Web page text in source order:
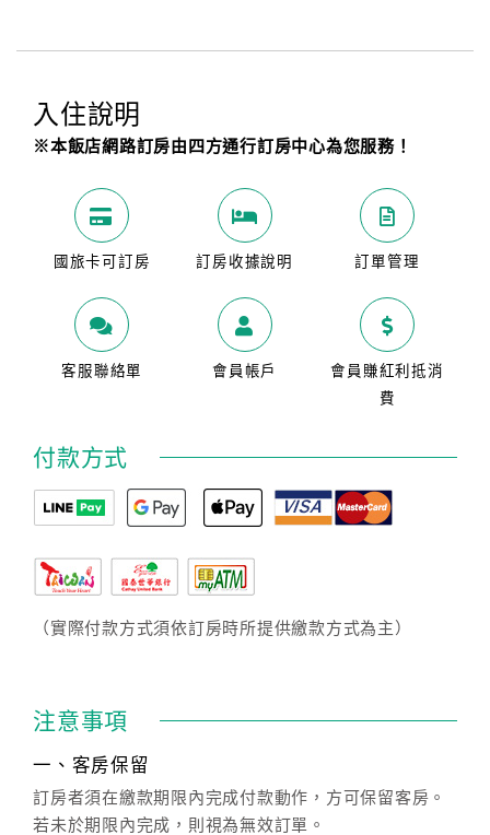
入住說明
※本飯店網路訂房由四方通行訂房中心為您服務！
國旅卡可訂房 訂房收據說明 訂單管理
客服聯絡單 會員帳戶
會員賺紅利抵消
費
付款方式
（實際付款方式須依訂房時所提供繳款方式為主）
注意事項
一、客房保留
訂房者須在繳款期限內完成付款動作，方可保留客房。
若未於期限內完成，則視為無效訂單。